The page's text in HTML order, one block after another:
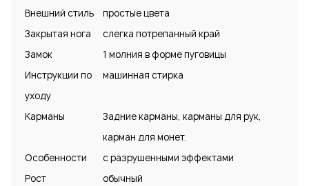
Внешний стиль
простые цвета
Закрытая нога
слегка потрепанный край
Замок
1 молния в форме пуговицы
Инструкции по
уходу
машинная стирка
Карманы
Задние карманы, карманы для рук,
карман для монет.
Особенности
с разрушенными эффектами
Рост
обычный